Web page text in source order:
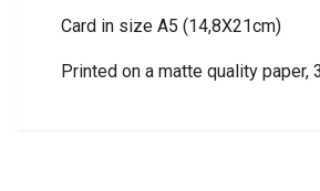
Card in size A5 (14,8X21cm)
Printed on a matte quality paper,